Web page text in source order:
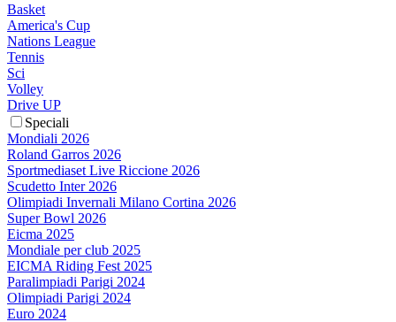
Basket
America's Cup
Nations League
Tennis
Sci
Volley
Drive UP
Speciali
Mondiali 2026
Roland Garros 2026
Sportmediaset Live Riccione 2026
Scudetto Inter 2026
Olimpiadi Invernali Milano Cortina 2026
Super Bowl 2026
Eicma 2025
Mondiale per club 2025
EICMA Riding Fest 2025
Paralimpiadi Parigi 2024
Olimpiadi Parigi 2024
Euro 2024